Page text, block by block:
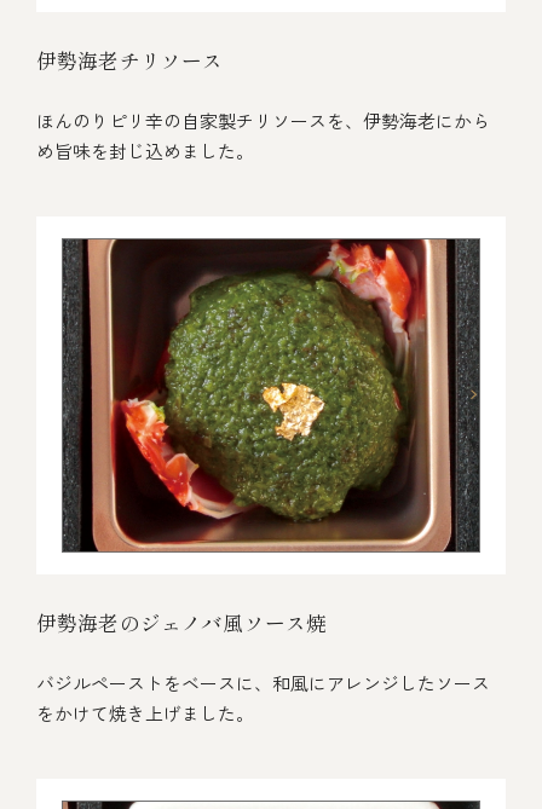
伊勢海老チリソース
ほんのりピリ辛の自家製チリソースを、伊勢海老にから
め旨味を封じ込めました。
伊勢海老のジェノバ風ソース焼
バジルペーストをベースに、和風にアレンジしたソース
をかけて焼き上げました。